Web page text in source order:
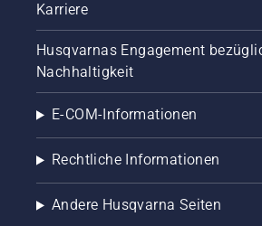
Karriere
Husqvarnas Engagement
Nachhaltigkeit
E-COM-Informationen
Rechtliche Informationen
Andere Husqvarna Seiten